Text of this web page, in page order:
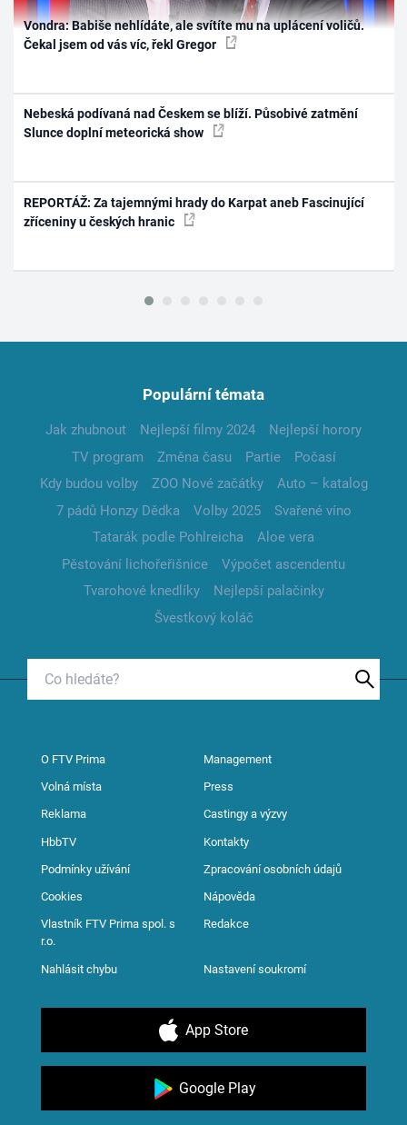
Vondra: Babiše nehlídáte, ale svítíte mu na uplácení voličů.
Čekal jsem od vás víc, řekl Gregor
Nebeská podívaná nad Českem se blíží. Působivé zatmění
Slunce doplní meteorická show
REPORTÁŽ: Za tajemnými hrady do Karpat aneb Fascinující
zříceniny u českých hranic
Populární témata
Jak zhubnout Nejlepší filmy 2024
Nejlepší horory
TV program
Změna času Partie
Počasí
Kdy budou volby
ZOO Nové začátky
Auto – katalog
7 pádů Honzy Dědka
Volby 2025
Svařené víno
Tatarák podle Pohlreicha
Aloe vera
Pěstování lichořeřišnice
Výpočet ascendentu
Tvarohové knedlíky
Nejlepší palačinky
Švestkový koláč
O FTV Prima Management
Volná místa Press
Reklama Castingy a výzvy
HbbTV Kontakty
Podmínky užívání Zpracování osobních údajů
Cookies Nápověda
Vlastník FTV Prima spol. s
r.o.
Redakce
Nahlásit chybu Nastavení soukromí
App Store
Google Play